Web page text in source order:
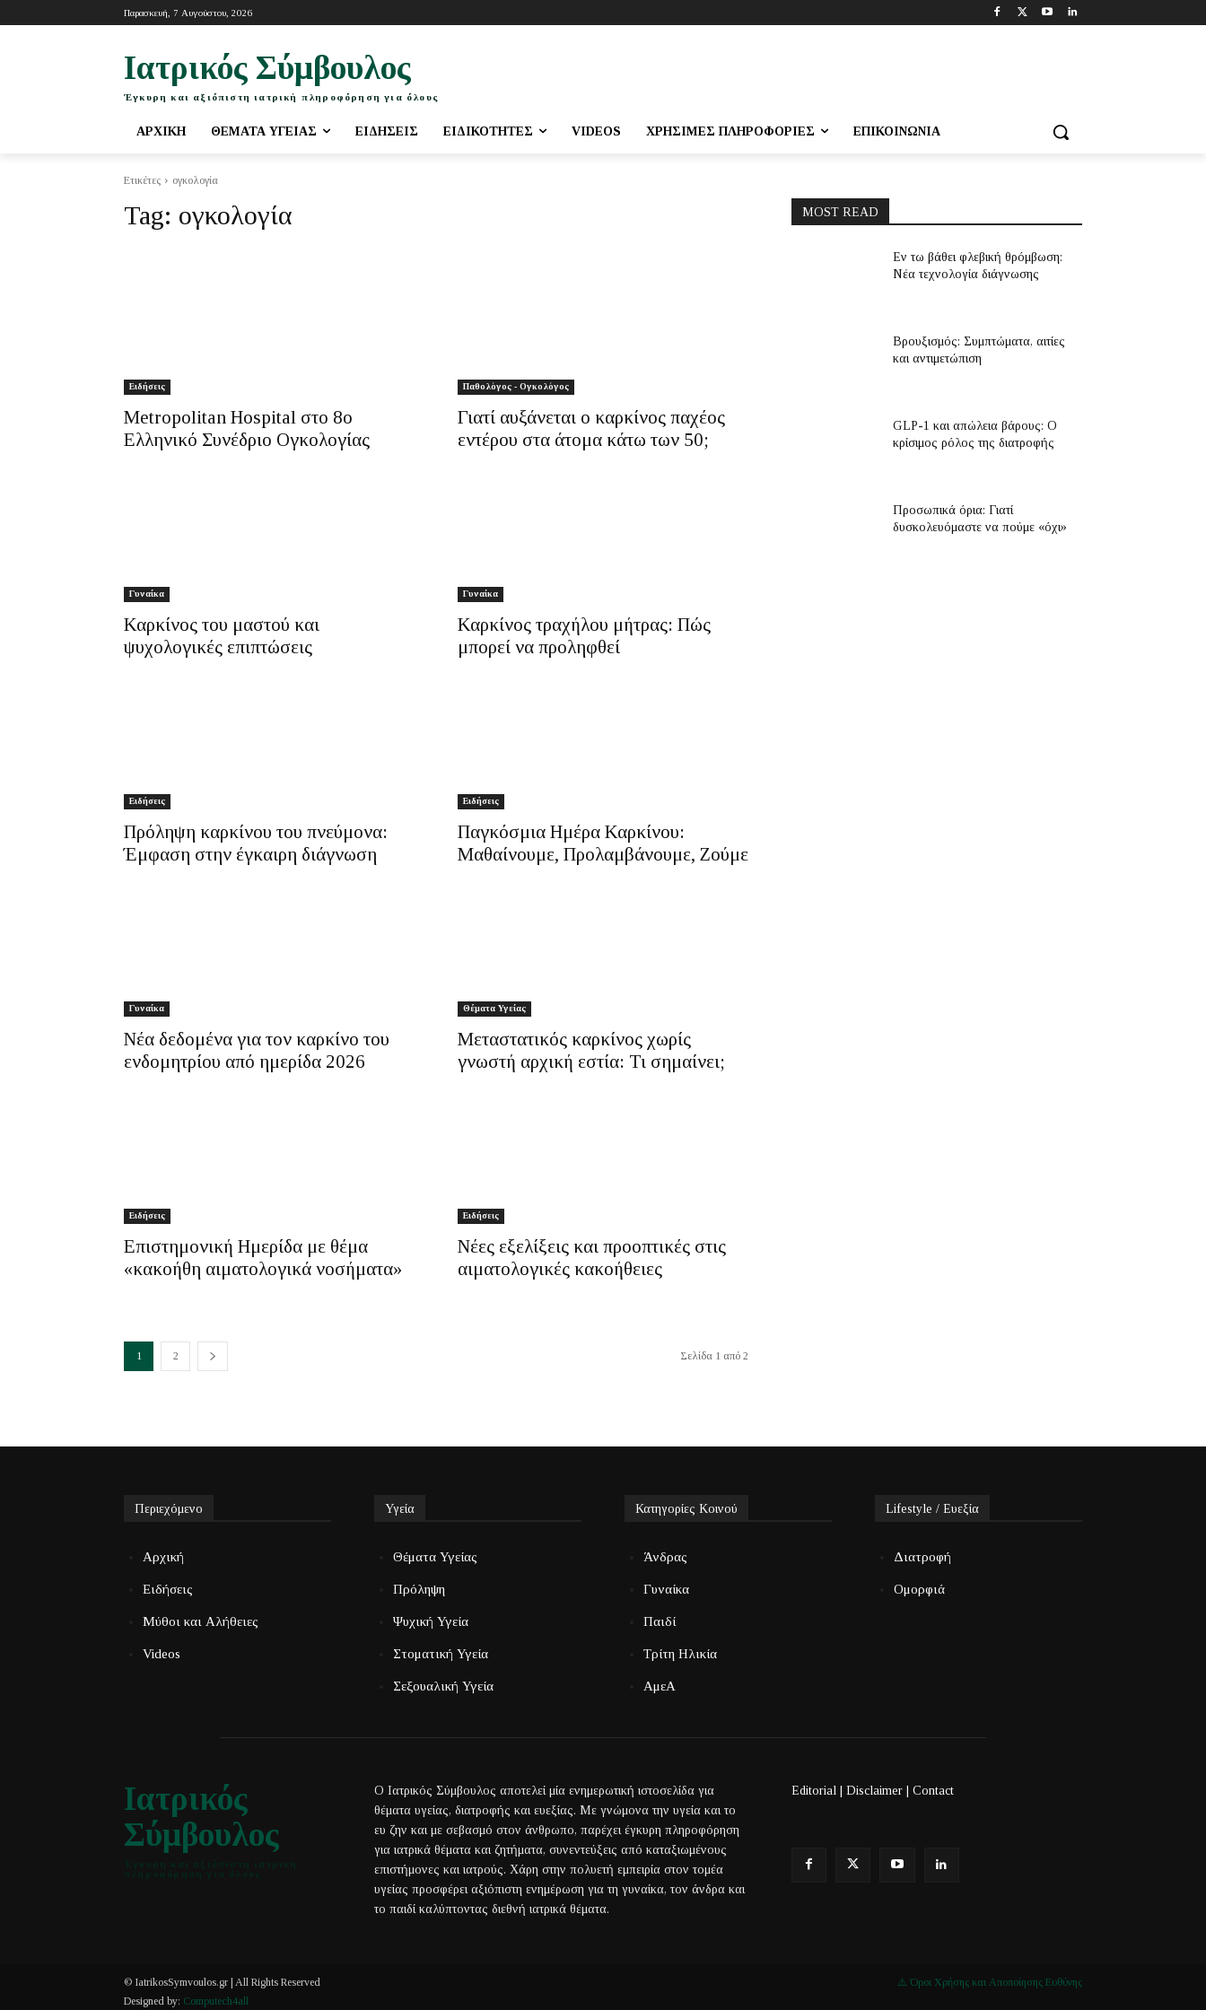
Παρασκευή, 7 Αυγούστου, 2026
Ιατρικός Σύμβουλος
Έγκυρη και αξιόπιστη ιατρική πληροφόρηση για όλους
ΑΡΧΙΚΉ ΘΈΜΑΤΑ ΥΓΕΊΑΣ ΕΙΔΉΣΕΙΣ ΕΙΔΙΚΌΤΗΤΕΣ VIDEOS ΧΡΉΣΙΜΕΣ ΠΛΗΡΟΦΟΡΊΕΣ ΕΠΙΚΟΙΝΩΝΊΑ
Ετικέτες ογκολογία
Tag: ογκολογία
Ειδήσεις
Metropolitan Hospital στο 8ο
Ελληνικό Συνέδριο Ογκολογίας
Παθολόγος - Ογκολόγος
Γιατί αυξάνεται ο καρκίνος παχέος
εντέρου στα άτομα κάτω των 50;
Γυναίκα
Καρκίνος του μαστού και
ψυχολογικές επιπτώσεις
Γυναίκα
Καρκίνος τραχήλου μήτρας: Πώς
μπορεί να προληφθεί
Ειδήσεις
Πρόληψη καρκίνου του πνεύμονα:
Έμφαση στην έγκαιρη διάγνωση
Ειδήσεις
Παγκόσμια Ημέρα Καρκίνου:
Μαθαίνουμε, Προλαμβάνουμε, Ζούμε
Γυναίκα
Νέα δεδομένα για τον καρκίνο του
ενδομητρίου από ημερίδα 2026
Θέματα Υγείας
Μεταστατικός καρκίνος χωρίς
γνωστή αρχική εστία: Τι σημαίνει;
Ειδήσεις
Επιστημονική Ημερίδα με θέμα
«κακοήθη αιματολογικά νοσήματα»
Ειδήσεις
Νέες εξελίξεις και προοπτικές στις
αιματολογικές κακοήθειες
1 2 Σελίδα 1 από 2
MOST READ
Εν τω βάθει φλεβική θρόμβωση:
Νέα τεχνολογία διάγνωσης
Βρουξισμός: Συμπτώματα, αιτίες
και αντιμετώπιση
GLP-1 και απώλεια βάρους: Ο
κρίσιμος ρόλος της διατροφής
Προσωπικά όρια: Γιατί
δυσκολευόμαστε να πούμε «όχι»
Περιεχόμενο
Αρχική
Ειδήσεις
Μύθοι και Αλήθειες
Videos
Υγεία
Θέματα Υγείας
Πρόληψη
Ψυχική Υγεία
Στοματική Υγεία
Σεξουαλική Υγεία
Κατηγορίες Κοινού
Άνδρας
Γυναίκα
Παιδί
Τρίτη Ηλικία
ΑμεΑ
Lifestyle / Ευεξία
Διατροφή
Ομορφιά
Ιατρικός
Σύμβουλος
Ο Ιατρικός Σύμβουλος αποτελεί μία ενημερωτική ιστοσελίδα για
θέματα υγείας, διατροφής και ευεξίας. Με γνώμονα την υγεία και το
ευ ζην και με σεβασμό στον άνθρωπο, παρέχει έγκυρη πληροφόρηση
για ιατρικά θέματα και ζητήματα, συνεντεύξεις από καταξιωμένους
επιστήμονες και ιατρούς. Χάρη στην πολυετή εμπειρία στον τομέα
υγείας προσφέρει αξιόπιστη ενημέρωση για τη γυναίκα, τον άνδρα και
το παιδί καλύπτοντας διεθνή ιατρικά θέματα.
Editorial Disclaimer Contact
© IatrikosSymvoulos.gr | All Rights Reserved
Designed by: Computech4all
⚠️ Όροι Χρήσης και Αποποίησης Ευθύνης